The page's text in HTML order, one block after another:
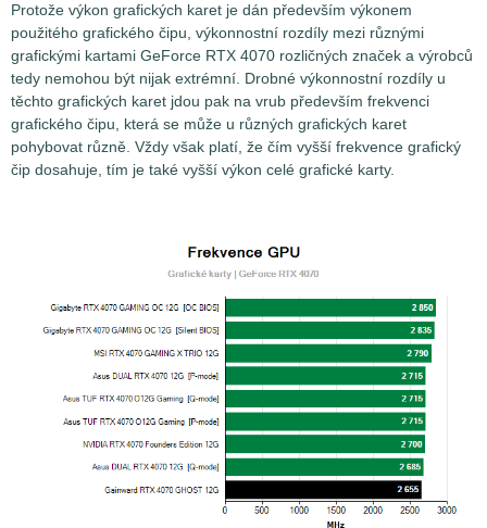
Protože výkon grafických karet je dán především výkonem
použitého grafického čipu, výkonnostní rozdíly mezi různými
grafickými kartami GeForce RTX 4070 rozličných značek a výrobců
tedy nemohou být nijak extrémní. Drobné výkonnostní rozdíly u
těchto grafických karet jdou pak na vrub především frekvenci
grafického čipu, která se může u různých grafických karet
pohybovat různě. Vždy však platí, že čím vyšší frekvence grafický
čip dosahuje, tím je také vyšší výkon celé grafické karty.